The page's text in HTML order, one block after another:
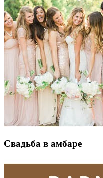
Свадьба в амбаре